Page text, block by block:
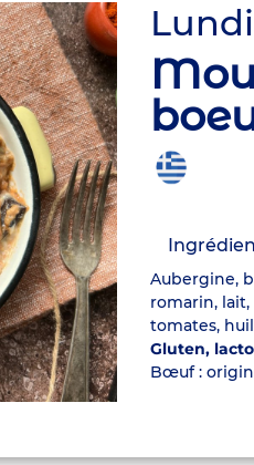
Aubergine,
romarin,
tomates,
Gluten,
Bœuf :